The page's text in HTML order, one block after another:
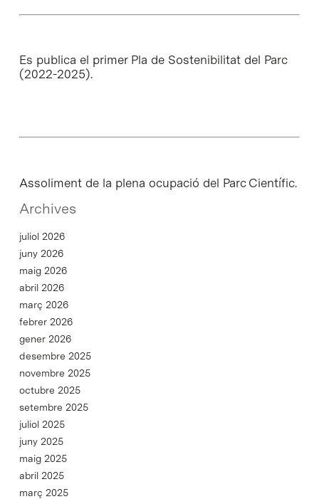
Es publica el primer Pla de Sostenibilitat del Parc
(2022-2025).
Assoliment de la plena ocupació del Parc Científic.
Archives
juliol 2026
juny 2026
maig 2026
abril 2026
març 2026
febrer 2026
gener 2026
desembre 2025
novembre 2025
octubre 2025
setembre 2025
juliol 2025
juny 2025
maig 2025
abril 2025
març 2025